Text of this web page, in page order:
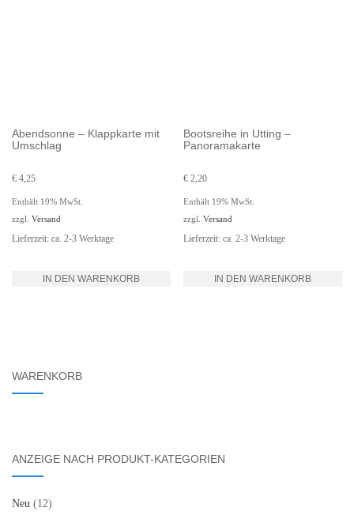
Abendsonne – Klappkarte mit
Umschlag
€ 4,25
Enthält 19% MwSt.
zzgl. Versand
Lieferzeit: ca. 2-3 Werktage
IN DEN WARENKORB
Bootsreihe in Utting –
Panoramakarte
€ 2,20
Enthält 19% MwSt.
zzgl.Versand
Lieferzeit: ca. 2-3 Werktage
IN DEN WARENKORB
WARENKORB
ANZEIGE NACH PRODUKT-KATEGORIEN
Neu (12)